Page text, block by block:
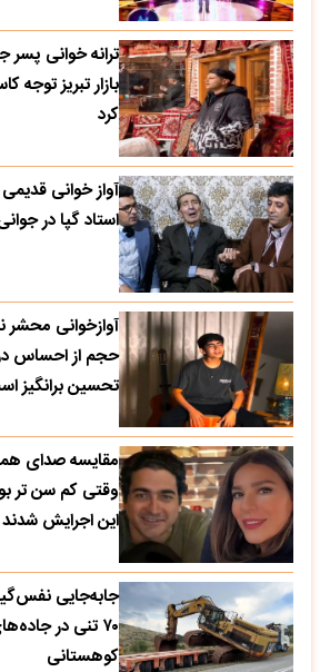
ترانه خوانی پسر
بازار تبریز توجه
کرد
آواز خوانی
استاد گپا در
آوازخوانی محشر
حجم از احساس
تحسین‌ برانگیز
مقایسه صدای
وقتی کم سن تر
این اجرایش شدند
جابه‌جایی
۷۰ تنی در
کوهستانی